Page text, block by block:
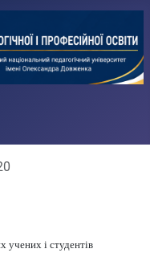
учених і студентів